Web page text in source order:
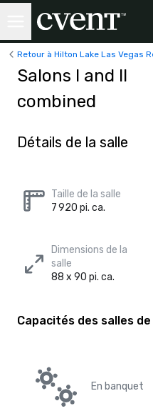
Retour à Hilton Lake Las Vegas
Salons I and II
combined
Détails de la salle
Taille de la salle
7 920 pi. ca.
Dimensions de la
salle
88 x 90 pi. ca.
Capacités des salles
En banquet